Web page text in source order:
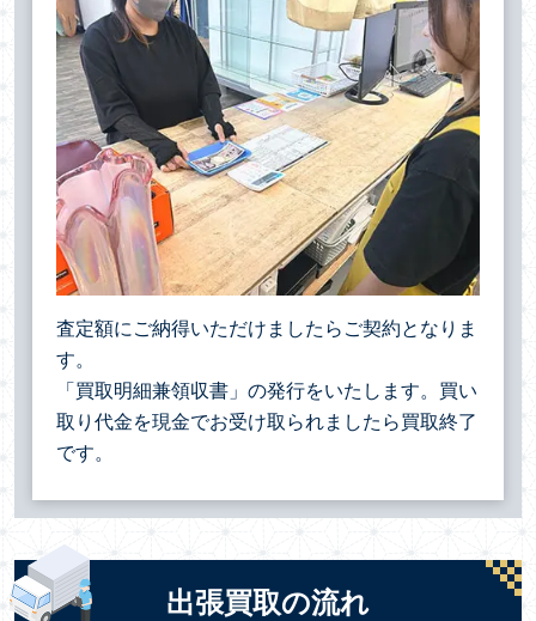
査定額にご納得いただけましたらご契約となりま
す。
「買取明細兼領収書」の発行をいたします。買い
取り代金を現金でお受け取られましたら買取終了
です。
出張買取の流れ